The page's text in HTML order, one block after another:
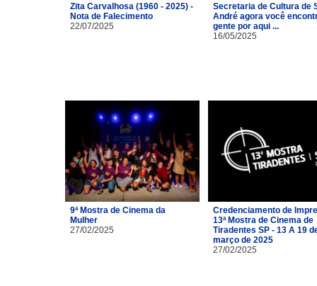
Zita Carvalhosa (1960 - 2025) -
Nota de Falecimento
22/07/2025
Secretaria de Cultura de
André agora você
gente por aqui ...
16/05/2025
9ª Mostra de Cinema da
Mulher
27/02/2025
Credenciamento de
13ª Mostra de Cinema de
Tiradentes SP - 13 A 19
março de 2025
27/02/2025